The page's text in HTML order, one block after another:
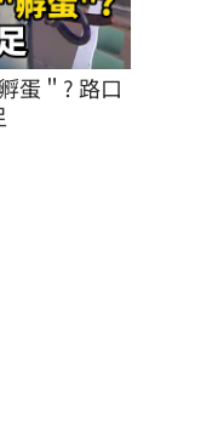
蛋＂? 路口